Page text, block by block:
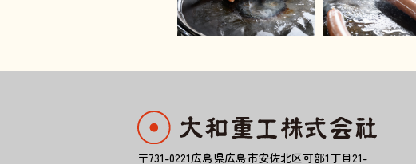
〒731-0221広島県広島市安佐北区可部1丁目21-